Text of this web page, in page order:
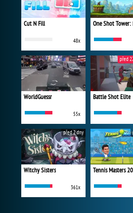
Cut N Fill
48x
WorldGuessr
55x
Battle Shot Elite
před
Witchy Sisters
361x
před 2 dny
Tennis Masters